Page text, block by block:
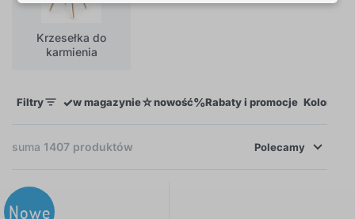
Krzesełka do
karmienia
Filtry ✓w magazynie☆nowość%Rabaty i promocje Kolor
FILTRY
suma 1407 produktów
Nowe